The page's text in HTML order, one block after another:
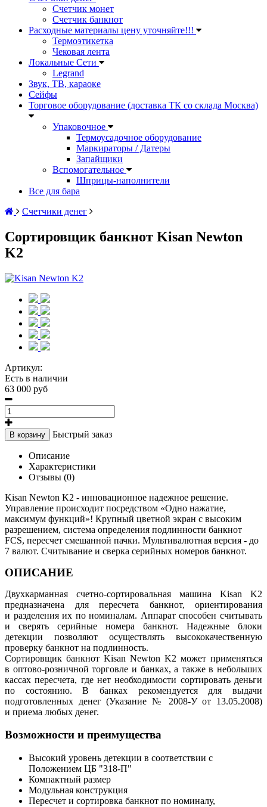
Счетчик монет
Счетчик банкнот
Расходные материалы цену уточняйте!!!
Термоэтикетка
Чековая лента
Локальные Сети
Legrand
Звук, ТВ, караоке
Сейфы
Торговое оборудование (доставка ТК со склада Москва)
Упаковочное
Термоусадочное оборудование
Маркираторы / Датеры
Запайщики
Вспомогательное
Шприцы-наполнители
Все для бара
Счетчики денег
Сортировщик банкнот Kisan Newton
K2
Артикул:
Есть в наличии
63 000 руб
В корзину Быстрый заказ
Описание
Характеристики
Отзывы (0)
Kisan Newton K2 - инновационное надежное решение.
Управление происходит посредством «Одно нажатие,
максимум функций»! Крупный цветной экран с высоким
разрешением, система определения подлинности банкнот
FCS, пересчет смешанной пачки. Мультивалютная версия - до
7 валют. Считывание и сверка серийных номеров банкнот.
ОПИСАНИЕ
Двухкарманная счетно-сортировальная машина Kisan K2
предназначена для пересчета банкнот, ориентирования
и разделения их по номиналам. Аппарат способен считывать
и сверять серийные номера банкнот. Надежные блоки
детекции позволяют осуществлять высококачественную
проверку банкнот на подлинность.
Сортировщик банкнот Kisan Newton K2 может применяться
в оптово-розничной торговле и банках, а также в небольших
кассах пересчета, где нет необходимости сортировать деньги
по состоянию. В банках рекомендуется для выдачи
подготовленных денег (Указание № 2008-У от 13.05.2008)
и приема любых денег.
Возможности и преимущества
Высокий уровень детекции в соответствии с
Положением ЦБ "318-П"
Компактный размер
Модульная конструкция
Пересчет и сортировка банкнот по номиналу,